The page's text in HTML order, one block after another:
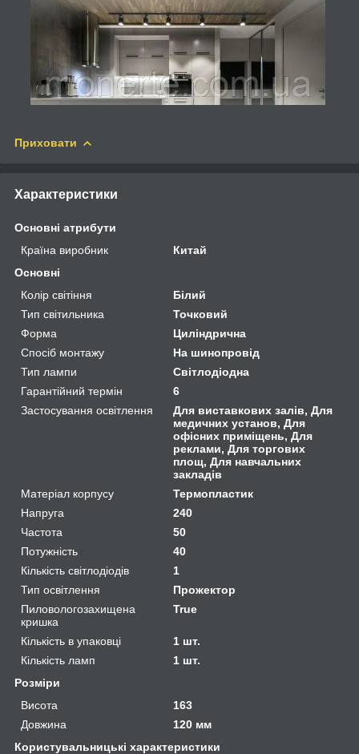
Приховати
Характеристики
Основні атрибути
Країна виробник
Китай
Основні
Колір світіння
Білий
Тип світильника
Точковий
Форма
Циліндрична
Спосіб монтажу
На шинопровід
Тип лампи
Світлодіодна
Гарантійний термін
6
Застосування освітлення
Для виставкових залів, Для
медичних установ, Для
офісних приміщень, Для
реклами, Для торгових
площ, Для навчальних
закладів
Матеріал корпусу
Термопластик
Напруга
240
Частота
50
Потужність
40
Кількість світлодіодів
1
Тип освітлення
Прожектор
Пиловологозахищена
кришка
True
Кількість в упаковці
1 шт.
Кількість ламп
1 шт.
Розміри
Висота
163
Довжина
120 мм
Користувальницькі характеристики